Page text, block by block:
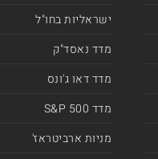
ישראליות בחו"ל
מדד נאסד"ק
מדד דאו ג'ונס
מדד 500 S&P
מניות ארביטראז'